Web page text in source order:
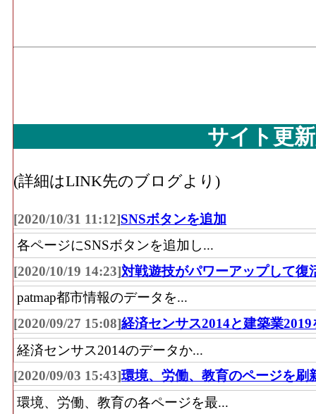
機械器具･従業員数[人](2016)：「自動車、
その他･年間商品販売額[百万円](2016)：「
具、スポーツ用品・がん具・娯楽用品・
その他･事業所数(2016)：「その他小売業(
器、医薬品・化粧品、農耕用品、燃料、
品・がん具・娯楽用品・楽器、写真機・
業所の数
その他･従業員数[人](2016)：「その他小売
う器、医薬品・化粧品、農耕用品、燃料
品・がん具・娯楽用品・楽器、写真機・
従事している人数
その他･売り場面積[㎡](2016)：「その他小
サイト更
(詳細はLINK先のブログより)
[2020/10/31 11:12]SNSボタンを追加
各ページにSNSボタンを追加し...
[2020/10/19 14:23]対戦遊技がパワーアップして復
patmap都市情報のデータを...
[2020/09/27 15:08]経済センサス2014と建築業2019
経済センサス2014のデータか...
[2020/09/03 15:43]環境、労働、教育のページを刷
環境、労働、教育の各ページを最...